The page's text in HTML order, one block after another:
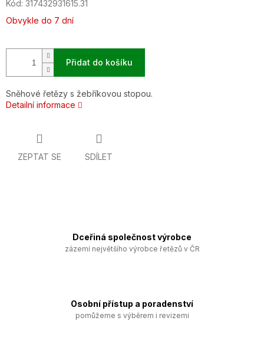
cena:
Kód: 317432931615.31
Obvykle do 7 dní
Přidat do košíku
Sněhové řetězy s žebříkovou stopou.
Detailní informace
ZEPTAT SE SDÍLET
Dceřiná společnost výrobce
zázemí největšího výrobce řetězů v ČR
Osobní přístup a poradenství
pomůžeme s výběrem i revizemi